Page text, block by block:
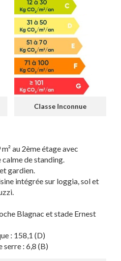
Classe Inconnue
au 2ème étage avec
calme de standing.
gardien.
intégrée sur loggia, sol et
Blagnac et stade Ernest
: 158,1 (D)
serre : 6,8 (B)